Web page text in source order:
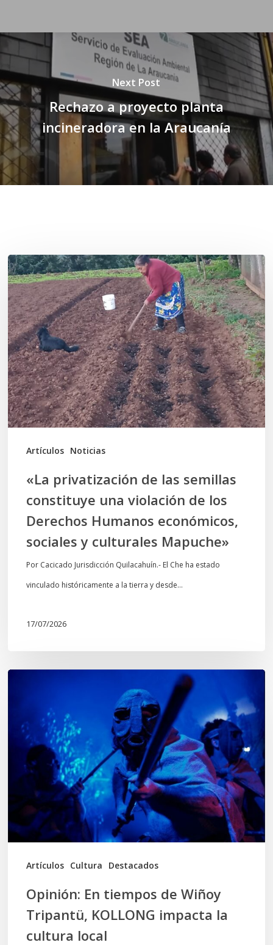
Next Post
Rechazo a proyecto planta
incineradora en la Araucanía
Artículos Noticias
«La
privatización
de
las
semillas
constituye
una
violación
de
Humanos
económicos,
sociales
culturales
Mapuche»
«La privatización de las semillas
constituye una violación de los
Derechos Humanos económicos,
sociales y culturales Mapuche»
Por Cacicado Jurisdicción Quilacahuín.- El Che ha estado
vinculado históricamente a la tierra y desde…
17/07/2026
Artículos Cultura Destacados
tiempos
Wiñoy
Tripantü,
KOLLONG
impacta
la
cultura
Opinión: En tiempos de Wiñoy
Tripantü, KOLLONG impacta la
cultura local